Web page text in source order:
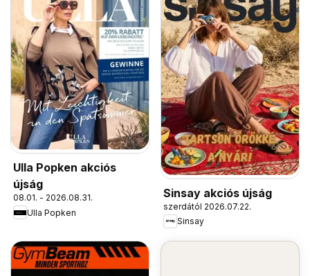
Ulla Popken akciós
újság
08.01. - 2026.08.31.
Ulla Popken
Sinsay akciós újság
szerdától 2026.07.22.
Sinsay